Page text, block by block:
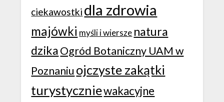
ciekawostki dla zdrowia
majówki myśli i wiersze natura
dzikaOgród Botaniczny UAM w
Poznaniu ojczyste zakątki
turystyczniewakacyjne